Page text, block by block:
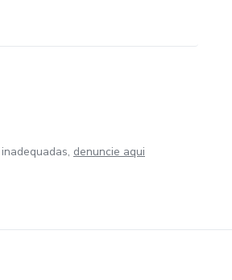
denuncie aqui